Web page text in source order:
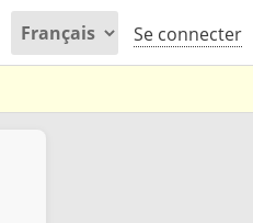
Se connecter